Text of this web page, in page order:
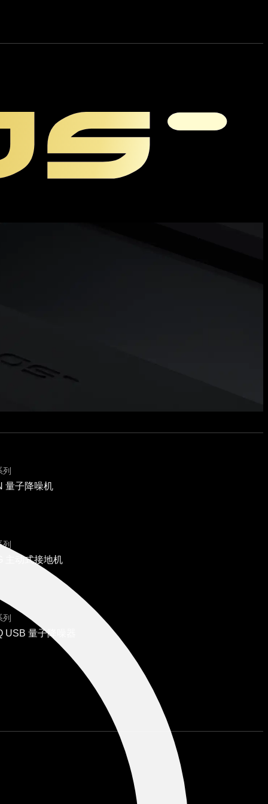
量子降噪机
主动式接地机
USB 量子降噪器